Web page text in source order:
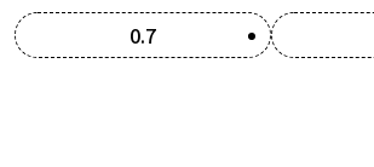
0.7